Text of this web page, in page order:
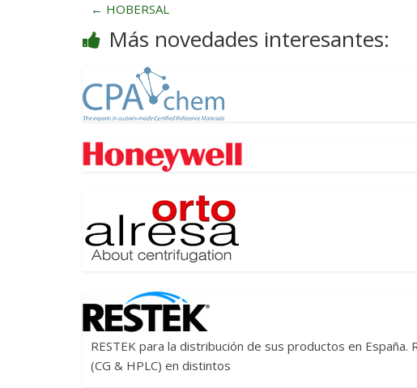
← HOBERSAL
Más novedades interesantes:
RESTEK para la distribución de sus productos en
(CG & HPLC) en distintos